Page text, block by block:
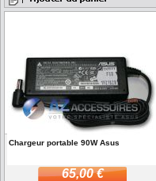
Chargeur portable 90W Asus
65,00 €